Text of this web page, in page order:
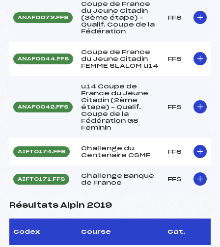
ANAF0072.FFS
Coupe de France
du Jeune Citadin
(3ème étape) –
Qualif. Coupe de la
Fédération
FFS
ANAF0044.FFS
Coupe de France
du Jeune Citadin
FEMME SLALOM u14
FFS
ANAF0042.FFS
u14 Coupe de
France du Jeune
Citadin (2ème
étape) – Qualif.
Coupe de la
Fédération GS
Feminin
FFS
AIFT0174.FFS
Challenge du
Centenaire CSMF
FFS
AIFT0171.FFS
Challenge Banque
de France
FFS
Résultats Alpin 2019
Codex Course Cat.